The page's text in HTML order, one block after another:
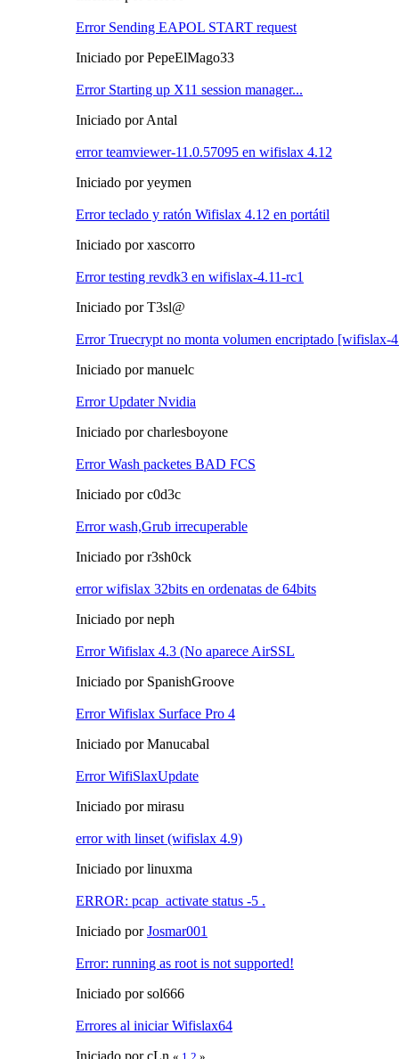
Error Sending EAPOL START request
Iniciado por PepeElMago33
Error Starting up X11 session manager...
Iniciado por Antal
error teamviewer-11.0.57095 en wifislax 4.12
Iniciado por yeymen
Error teclado y ratón Wifislax 4.12 en portátil
Iniciado por xascorro
Error testing revdk3 en wifislax-4.11-rc1
Iniciado por T3sl@
Error Truecrypt no monta volumen encriptado [wifislax-
Iniciado por manuelc
Error Updater Nvidia
Iniciado por charlesboyone
Error Wash packetes BAD FCS
Iniciado por c0d3c
Error wash,Grub irrecuperable
Iniciado por r3sh0ck
error wifislax 32bits en ordenatas de 64bits
Iniciado por neph
Error Wifislax 4.3 (No aparece AirSSL
Iniciado por SpanishGroove
Error Wifislax Surface Pro 4
Iniciado por Manucabal
Error WifiSlaxUpdate
Iniciado por mirasu
error with linset (wifislax 4.9)
Iniciado por linuxma
ERROR: pcap_activate status -5 .
Iniciado porJosmar001
Error: running as root is not supported!
Iniciado por sol666
Errores al iniciar Wifislax64
Iniciado por cLn